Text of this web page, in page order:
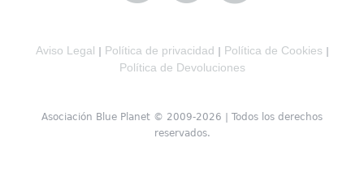
Aviso Legal Política de privacidad Política de Cookies
Política de Devoluciones
Asociación Blue Planet © 2009-2026 | Todos los derechos
reservados.